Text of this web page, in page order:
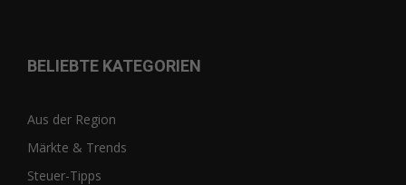
BELIEBTE KATEGORIEN
Aus der Region
Märkte & Trends
Steuer-Tipps